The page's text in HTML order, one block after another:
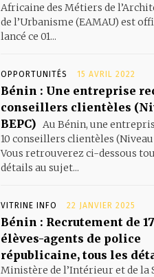
Africaine des Métiers de
de l’Urbanisme (EAMAU) est
lancé ce 01...
OPPORTUNITÉS 15 AVRIL 2022
Bénin : Une entreprise
conseillers clientèles
BEPC) Au Bénin, une
10 conseillers clientèles (Niveau
Vous retrouverez ci-dessous
détails au sujet...
VITRINE INFO 22 JANVIER 2025
Bénin : Recrutement de
élèves-agents de police
républicaine, tous les
Ministère de l’Intérieur et de la